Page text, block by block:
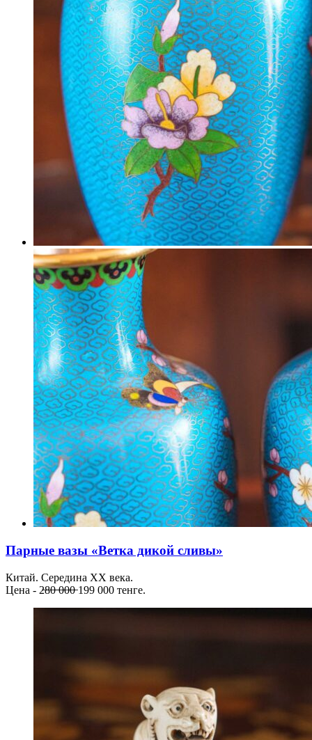
Парные вазы «Ветка дикой сливы»
Китай. Середина ХХ века.
Цена - 2̶8̶0̶ ̶0̶0̶0̶ 199 000 тенге.